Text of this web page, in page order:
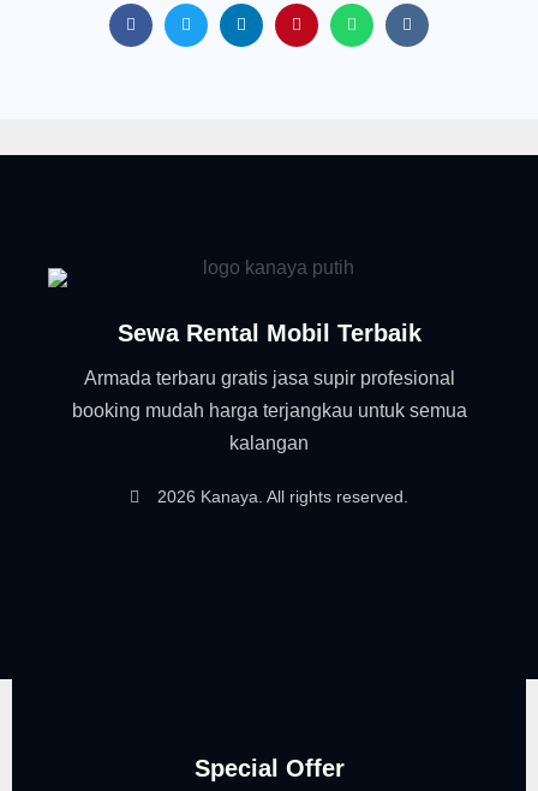
Sewa Rental Mobil Terbaik
Armada terbaru gratis jasa supir profesional
booking mudah harga terjangkau untuk semua
kalangan
2026 Kanaya. All rights reserved.
Special Offer